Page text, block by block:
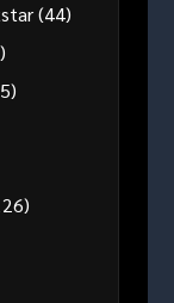
(44)